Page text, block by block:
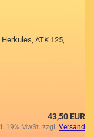
ATK 125,
43,50 EUR
19% MwSt. zzgl. Versand